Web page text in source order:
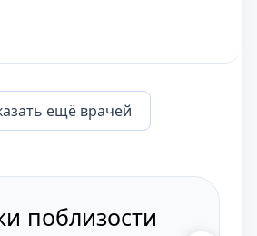
eщё врачей
поблизости